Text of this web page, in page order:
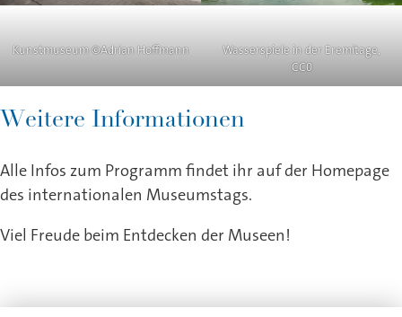
Kunstmuseum ©Adrian Hoffmann
Wasserspiele in der Eremitage,
CC0
Weitere Informationen
Alle Infos zum Programm findet ihr auf der Homepage
des internationalen Museumstags.
Viel Freude beim Entdecken der Museen!